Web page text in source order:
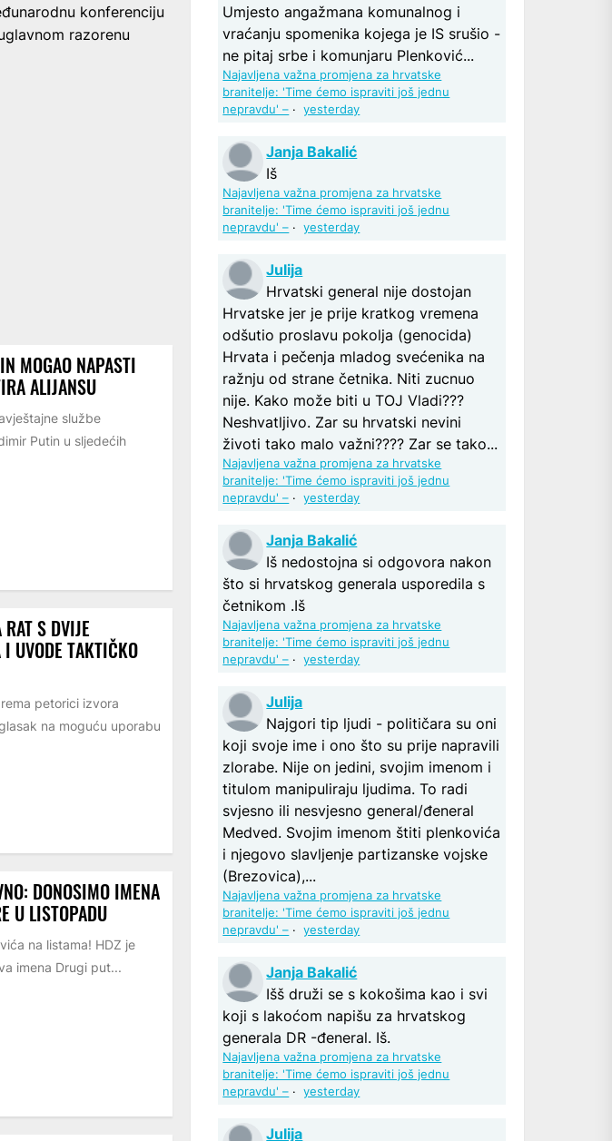
konferenciju
razorenu
MOGAO NAPASTI
ALIJANSU
službe
Putin u sljedećih
S DVIJE
UVODE TAKTIČKO
petorici izvora
na moguću uporabu
DONOSIMO IMENA
U LISTOPADU
na listama! HDZ je
imena Drugi put...
Umjesto angažmana komunalnog i
vraćanju spomenika kojega je IS srušio -
ne pitaj srbe i komunjaru Plenković...
Najavljena važna promjena za hrvatske
branitelje: 'Time ćemo ispraviti još jednu
nepravdu' – ·yesterday
Janja Bakalić
Iš
Najavljena važna promjena za hrvatske
branitelje: 'Time ćemo ispraviti još jednu
nepravdu' – ·yesterday
Julija
Hrvatski general nije dostojan
Hrvatske jer je prije kratkog vremena
odšutio proslavu pokolja (genocida)
Hrvata i pečenja mladog svećenika na
ražnju od strane četnika. Niti zucnuo
nije. Kako može biti u TOJ Vladi???
Neshvatljivo. Zar su hrvatski nevini
životi tako malo važni???? Zar se tako...
Najavljena važna promjena za hrvatske
branitelje: 'Time ćemo ispraviti još jednu
nepravdu' – ·yesterday
Janja Bakalić
Iš nedostojna si odgovora nakon
što si hrvatskog generala usporedila s
četnikom .Iš
Najavljena važna promjena za hrvatske
branitelje: 'Time ćemo ispraviti još jednu
nepravdu' – ·yesterday
Julija
Najgori tip ljudi - političara su oni
koji svoje ime i ono što su prije napravili
zlorabe. Nije on jedini, svojim imenom i
titulom manipuliraju ljudima. To radi
svjesno ili nesvjesno general/đeneral
Medved. Svojim imenom štiti plenkovića
i njegovo slavljenje partizanske vojske
(Brezovica),...
Najavljena važna promjena za hrvatske
branitelje: 'Time ćemo ispraviti još jednu
nepravdu' – ·yesterday
Janja Bakalić
Išš druži se s kokošima kao i svi
koji s lakoćom napišu za hrvatskog
generala DR -đeneral. Iš.
Najavljena važna promjena za hrvatske
branitelje: 'Time ćemo ispraviti još jednu
nepravdu' – ·yesterday
Julija